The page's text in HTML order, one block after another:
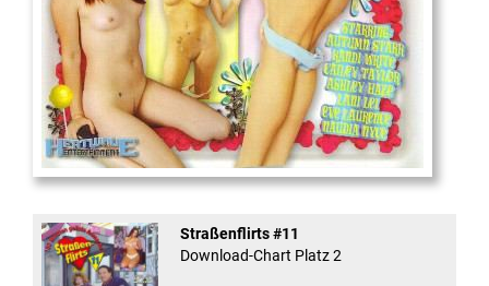
And Confused #8 - ...
Straßenflirts #11
Download-Chart Platz 2